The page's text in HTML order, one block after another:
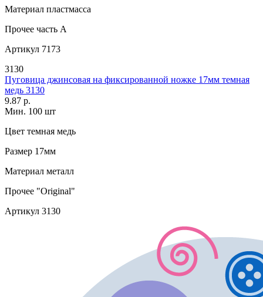
Материал пластмасса
Прочее часть A
Артикул 7173
3130
Пуговица джинсовая на фиксированной ножке 17мм темная
медь 3130
9.87 р.
Мин. 100 шт
Цвет темная медь
Размер 17мм
Материал металл
Прочее "Original"
Артикул 3130